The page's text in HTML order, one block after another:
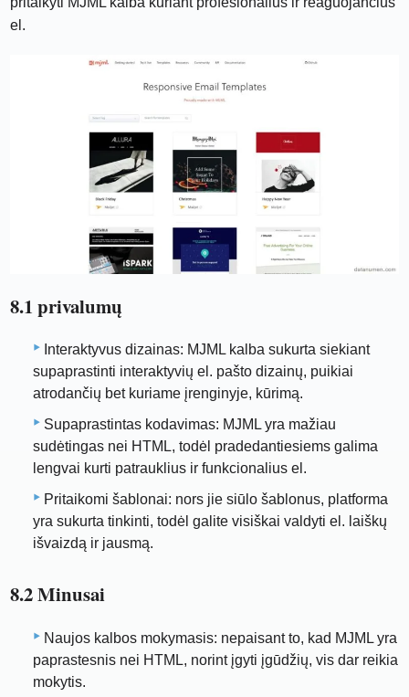
el.
8.1 privalumų
Interaktyvus dizainas: MJML kalba sukurta siekiant
supaprastinti interaktyvių el. pašto dizainų, puikiai
atrodančių bet kuriame įrenginyje, kūrimą.
Supaprastintas kodavimas: MJML yra mažiau
sudėtingas nei HTML, todėl pradedantiesiems galima
lengvai kurti patrauklius ir funkcionalius el.
Pritaikomi šablonai: nors jie siūlo šablonus, platforma
yra sukurta tinkinti, todėl galite visiškai valdyti el. laiškų
išvaizdą ir jausmą.
8.2 Minusai
Naujos kalbos mokymasis: nepaisant to, kad MJML yra
paprastesnis nei HTML, norint įgyti įgūdžių, vis dar reikia
mokytis.